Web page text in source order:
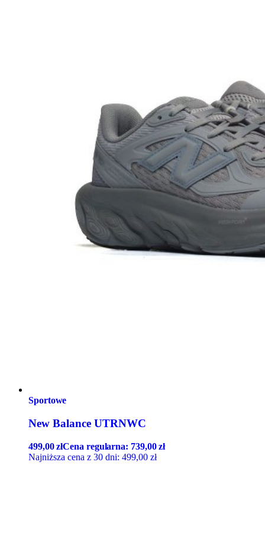
Sportowe
New Balance UTRNWC
499,00złCena regularna: 739,00zł
Najniższa cena z 30 dni: 499,00 zł